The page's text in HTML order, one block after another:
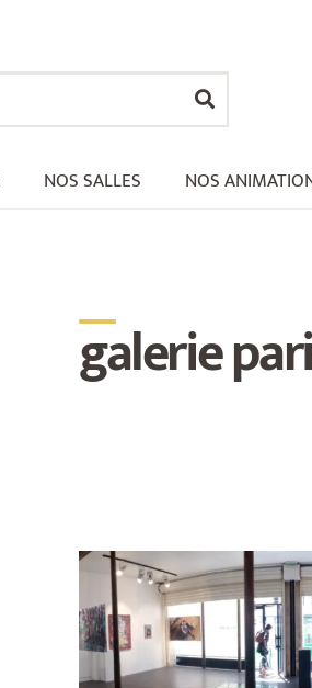
NOS SALLES NOS
__
galerie